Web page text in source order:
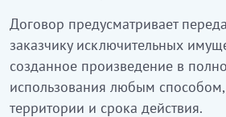
Договор предусматривает
заказчику исключительных
созданное произведение в
использования любым
территории и срока действия.